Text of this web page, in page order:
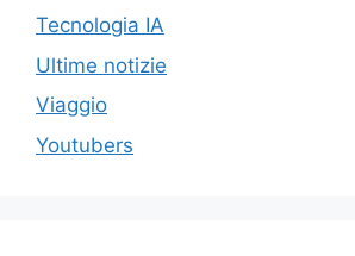
Tecnologia IA
Ultime notizie
Viaggio
Youtubers